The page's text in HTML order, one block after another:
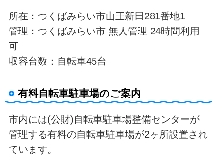
所在：つくばみらい市山王新田281番地1
管理：つくばみらい市 無人管理 24時間利用
可
収容台数：自転車45台
有料自転車駐車場のご案内
市内には(公財)自転車駐車場整備センターが
管理する有料の自転車駐車場が2ヶ所設置され
ています。